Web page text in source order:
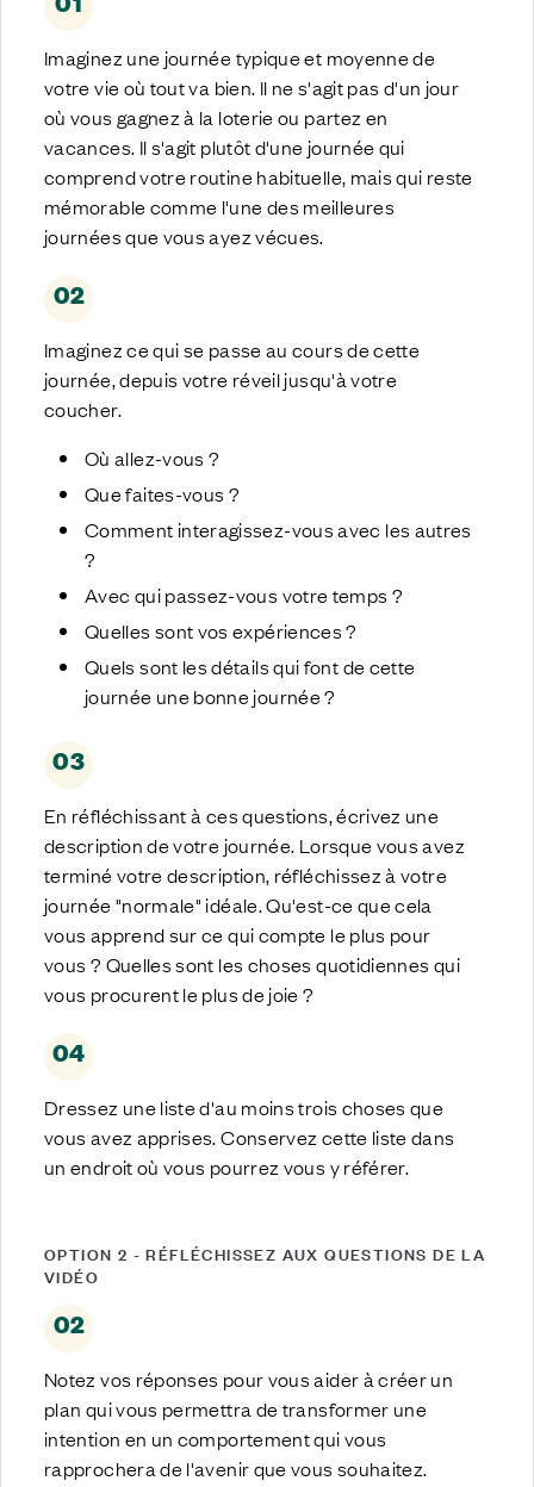
Imaginez une journée typique et moyenne de
votre vie où tout va bien. Il ne s'agit pas d'un jour
où vous gagnez à la loterie ou partez en
vacances. Il s'agit plutôt d'une journée qui
comprend votre routine habituelle, mais qui reste
mémorable comme l'une des meilleures
journées que vous ayez vécues.
02
Imaginez ce qui se passe au cours de cette
journée, depuis votre réveil jusqu'à votre
coucher.
Où allez-vous ?
Que faites-vous ?
Comment interagissez-vous avec les autres
?
Avec qui passez-vous votre temps ?
Quelles sont vos expériences ?
Quels sont les détails qui font de cette
journée une bonne journée ?
03
En réfléchissant à ces questions, écrivez une
description de votre journée. Lorsque vous avez
terminé votre description, réfléchissez à votre
journée "normale" idéale. Qu'est-ce que cela
vous apprend sur ce qui compte le plus pour
vous ? Quelles sont les choses quotidiennes qui
vous procurent le plus de joie ?
04
Dressez une liste d'au moins trois choses que
vous avez apprises. Conservez cette liste dans
un endroit où vous pourrez vous y référer.
OPTION 2 - RÉFLÉCHISSEZ AUX QUESTIONS DE LA
VIDÉO
02
Notez vos réponses pour vous aider à créer un
plan qui vous permettra de transformer une
intention en un comportement qui vous
rapprochera de l'avenir que vous souhaitez.